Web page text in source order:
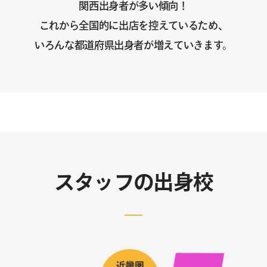
関西出身者が多い傾向！
これから全国的に出店を控えているため、
いろんな都道府県出身者が増えていきます。
スタッフの出身校